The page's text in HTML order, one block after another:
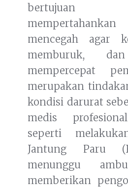
mencegah agar
memburuk,
mempercepat
merupakan
kondisi darurat
medis
seperti
Jantung Paru
menunggu
memberikan